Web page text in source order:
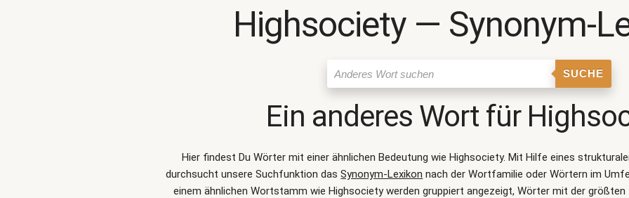
Highsociety ― Synonym-
SUCHE
Ein anderes Wort für
Hier findest Du Wörter mit einer ähnlichen Bedeutung wie Highsociety. Mit Hilfe eines
durchsucht unsere Suchfunktion dasSynonym-Lexikon nach der Wortfamilie oder Wörtern im
einem ähnlichen Wortstamm wie Highsociety werden gruppiert angezeigt, Wörter mit der